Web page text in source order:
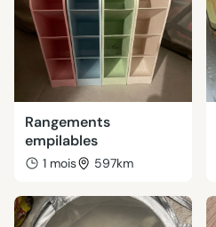
Rangements
empilables
1 mois 597km